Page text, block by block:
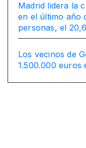
Madrid lidera la
en el último año
personas, el
Los vecinos de
1.500.000 euros